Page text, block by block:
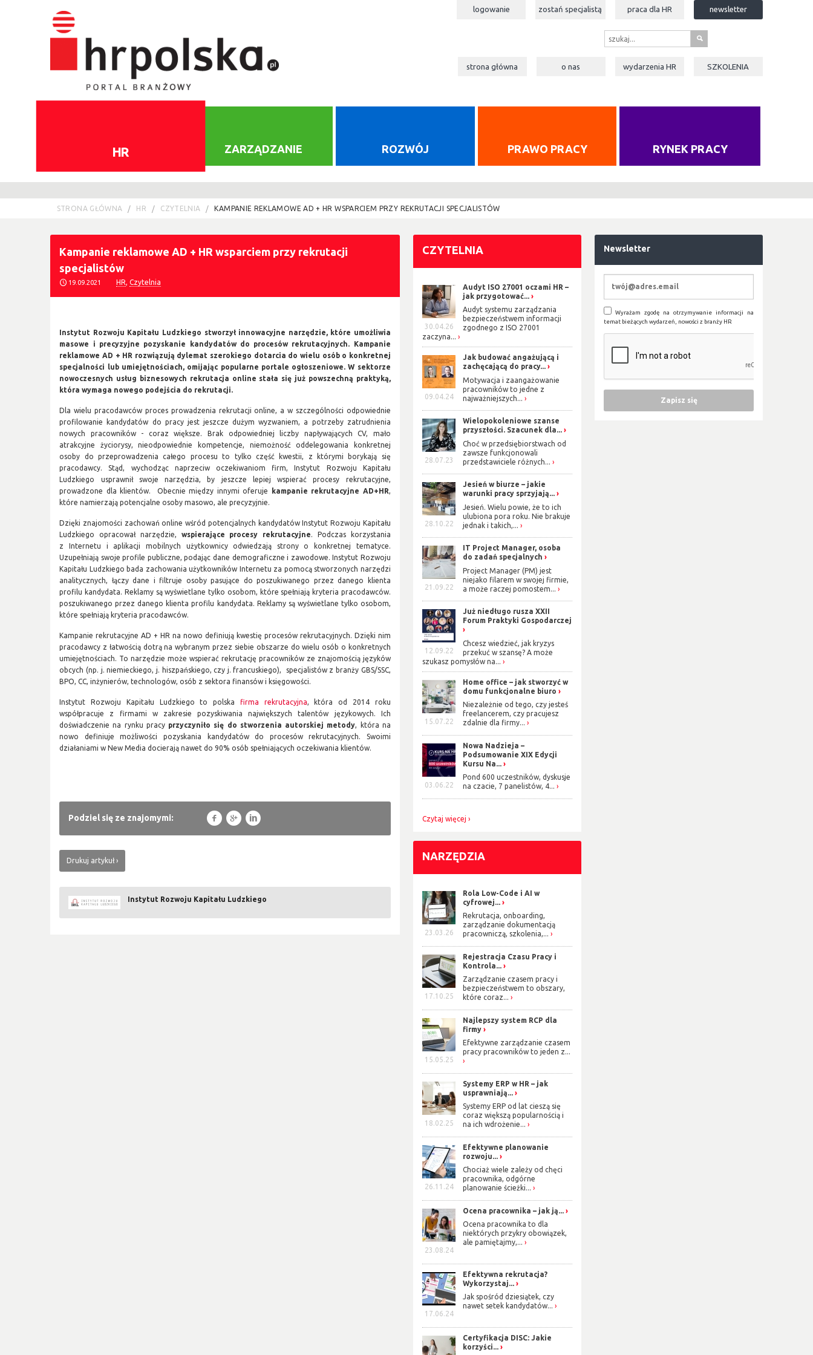
logowanie zostań specjalistą praca dla HR newsletter
s
strona główna o nas wydarzenia HR SZKOLENIA
HR ZARZĄDZANIE ROZWÓJ PRAWO PRACY RYNEK PRACY
STRONA GŁÓWNA HR CZYTELNIA KAMPANIE REKLAMOWE AD + HR WSPARCIEM PRZY REKRUTACJI SPECJALISTÓW
Kampanie reklamowe AD + HR wsparciem przy rekrutacji
specjalistów
19.09.2021 HR ,Czytelnia
Instytut Rozwoju Kapitału Ludzkiego stworzył innowacyjne narzędzie, które umożliwia
masowe i precyzyjne pozyskanie kandydatów do procesów rekrutacyjnych. Kampanie
reklamowe AD + HR rozwiązują dylemat szerokiego dotarcia do wielu osób o konkretnej
specjalności lub umiejętnościach, omijając popularne portale ogłoszeniowe. W sektorze
nowoczesnych usług biznesowych rekrutacja online stała się już powszechną praktyką,
która wymaga nowego podejścia do rekrutacji.
Dla wielu pracodawców proces prowadzenia rekrutacji online, a w szczególności odpowiednie
profilowanie kandydatów do pracy jest jeszcze dużym wyzwaniem, a potrzeby zatrudnienia
nowych pracowników - coraz większe. Brak odpowiedniej liczby napływających CV, mało
atrakcyjne życiorysy, nieodpowiednie kompetencje, niemożność oddelegowania konkretnej
osoby do przeprowadzenia całego procesu to tylko część kwestii, z którymi borykają się
pracodawcy. Stąd, wychodząc naprzeciw oczekiwaniom firm, Instytut Rozwoju Kapitału
Ludzkiego usprawnił swoje narzędzia, by jeszcze lepiej wspierać procesy rekrutacyjne,
prowadzone dla klientów. Obecnie między innymi oferuje
kampanie rekrutacyjne AD+HR
które namierzają potencjalne osoby masowo, ale precyzyjnie.
Dzięki znajomości zachowań online wśród potencjalnych kandydatów Instytut Rozwoju Kapitału
Ludzkiego opracował narzędzie, wspierające procesy rekrutacyjne . Podczas korzystania
z Internetu i aplikacji mobilnych użytkownicy odwiedzają strony o konkretnej tematyce.
Uzupełniają swoje profile publiczne, podając dane demograficzne i zawodowe. Instytut Rozwoju
Kapitału Ludzkiego bada zachowania użytkowników Internetu za pomocą stworzonych narzędzi
analitycznych, łączy dane i filtruje osoby pasujące do poszukiwanego przez danego klienta
profilu kandydata. Reklamy są wyświetlane tylko osobom, które spełniają kryteria pracodawców.
poszukiwanego przez danego klienta profilu kandydata. Reklamy są wyświetlane tylko osobom,
które spełniają kryteria pracodawców.
Kampanie rekrutacyjne AD + HR na nowo definiują kwestię procesów rekrutacyjnych. Dzięki nim
pracodawcy z łatwością dotrą na wybranym przez siebie obszarze do wielu osób o konkretnych
umiejętnościach. To narzędzie może wspierać rekrutację pracowników ze znajomością języków
obcych (np. j. niemieckiego, j. hiszpańskiego, czy j. francuskiego), specjalistów z branży GBS/SSC,
BPO, CC, inżynierów, technologów, osób z sektora finansów i księgowości.
Instytut Rozwoju Kapitału Ludzkiego to polska firma rekrutacyjna , która od 2014 roku
współpracuje z firmami w zakresie pozyskiwania największych talentów językowych. Ich
doświadczenie na rynku pracy przyczyniło się do stworzenia autorskiej metody , która na
nowo definiuje możliwości pozyskania kandydatów do procesów rekrutacyjnych. Swoimi
działaniami w New Media docierają nawet do 90% osób spełniających oczekiwania klientów.
Podziel się ze znajomymi: f g l
Drukuj artykuł
Instytut Rozwoju Kapitału Ludzkiego
CZYTELNIA
30.04.26
Audyt ISO 27001 oczami HR –
jak przygotować...
Audyt systemu zarządzania
bezpieczeństwem informacji
zgodnego z ISO 27001
zaczyna...
09.04.24
Jak budować angażującą i
zachęcającą do pracy...
Motywacja i zaangażowanie
pracowników to jedne z
najważniejszych...
28.07.23
Wielopokoleniowe szanse
przyszłości. Szacunek dla...
Choć w przedsiębiorstwach od
zawsze funkcjonowali
przedstawiciele różnych...
28.10.22
Jesień w biurze – jakie
warunki pracy sprzyjają...
Jesień. Wielu powie, że to ich
ulubiona pora roku. Nie brakuje
jednak i takich,...
21.09.22
IT Project Manager, osoba
do zadań specjalnych
Project Manager (PM) jest
niejako filarem w swojej firmie,
a może raczej pomostem...
12.09.22
Już niedługo rusza XXII
Forum Praktyki Gospodarczej
Chcesz wiedzieć, jak kryzys
przekuć w szansę? A może
szukasz pomysłów na...
15.07.22
Home office – jak stworzyć w
domu funkcjonalne biuro
Niezależnie od tego, czy jesteś
freelancerem, czy pracujesz
zdalnie dla firmy...
03.06.22
Nowa Nadzieja –
Podsumowanie XIX Edycji
Kursu Na...
Pond 600 uczestników, dyskusje
na czacie, 7 panelistów, 4...
Czytaj więcej
NARZĘDZIA
23.03.26
Rola Low-Code i AI w
cyfrowej...
Rekrutacja, onboarding,
zarządzanie dokumentacją
pracowniczą, szkolenia,...
17.10.25
Rejestracja Czasu Pracy i
Kontrola...
Zarządzanie czasem pracy i
bezpieczeństwem to obszary,
które coraz...
15.05.25
Najlepszy system RCP dla
firmy
Efektywne zarządzanie czasem
pracy pracowników to jeden z...
18.02.25
Systemy ERP w HR – jak
usprawniają...
Systemy ERP od lat cieszą się
coraz większą popularnością i
na ich wdrożenie...
26.11.24
Efektywne planowanie
rozwoju...
Chociaż wiele zależy od chęci
pracownika, odgórne
planowanie ścieżki...
23.08.24
Ocena pracownika – jak ją...
Ocena pracownika to dla
niektórych przykry obowiązek,
ale pamiętajmy,...
17.06.24
Efektywna rekrutacja?
Wykorzystaj...
Jak spośród dziesiątek, czy
nawet setek kandydatów...
Certyfikacja DISC: Jakie
korzyści...
Newsletter
Wyrażam zgodę na otrzymywanie informacji na
temat bieżących wydarzeń, nowości z branży HR